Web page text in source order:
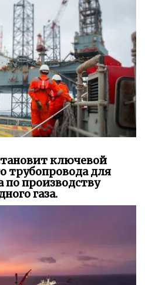
ключевой
трубопровода для
по производству
газа.